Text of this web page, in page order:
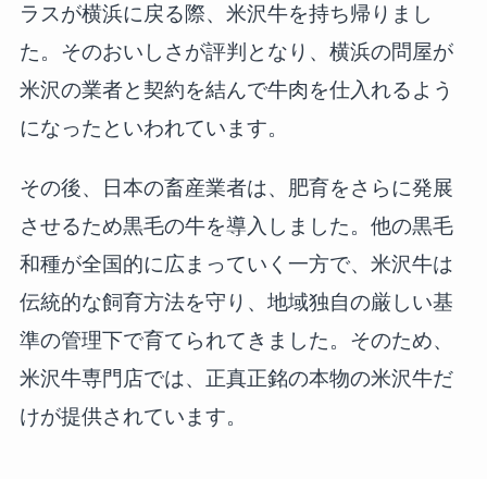
ラスが横浜に戻る際、米沢牛を持ち帰りまし
た。そのおいしさが評判となり、横浜の問屋が
米沢の業者と契約を結んで牛肉を仕入れるよう
になったといわれています。
その後、日本の畜産業者は、肥育をさらに発展
させるため黒毛の牛を導入しました。他の黒毛
和種が全国的に広まっていく一方で、米沢牛は
伝統的な飼育方法を守り、地域独自の厳しい基
準の管理下で育てられてきました。そのため、
米沢牛専門店では、正真正銘の本物の米沢牛だ
けが提供されています。